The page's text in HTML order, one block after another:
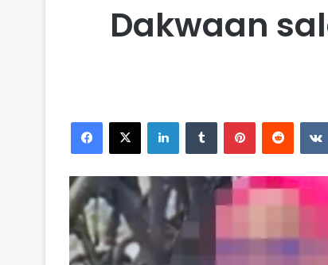
Dakwaan